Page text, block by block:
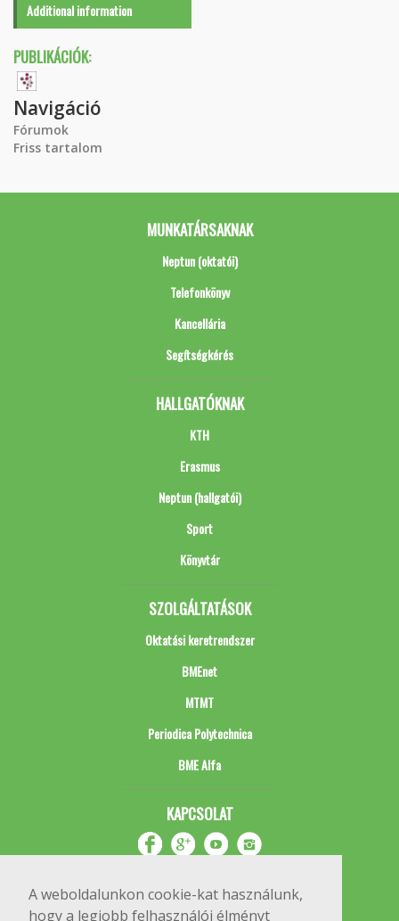
A weboldalunkon cookie-kat használunk,
hogy a legjobb felhasználói élményt
Additional information
PUBLIKÁCIÓK:
Navigáció
Fórumok
Friss tartalom
MUNKATÁRSAKNAK
Neptun (oktatói)
Telefonkönyv
Kancellária
Segítségkérés
HALLGATÓKNAK
KTH
Erasmus
Neptun (hallgatói)
Sport
Könyvtár
SZOLGÁLTATÁSOK
Oktatási keretrendszer
BMEnet
MTMT
Periodica Polytechnica
BME Alfa
KAPCSOLAT